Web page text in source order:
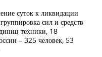
суток к ликвидации
сил и средств
техники, 18
– 325 человек, 53